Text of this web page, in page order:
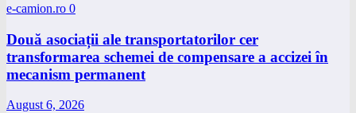
e-camion.ro 0
Două asociații ale transportatorilor cer
transformarea schemei de compensare a accizei în
mecanism permanent
August 6, 2026